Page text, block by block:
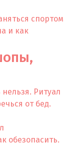
спортом
и как
Ритуал
от бед.
обезопасить.